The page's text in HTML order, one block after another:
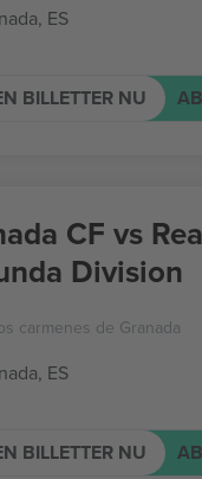
ES
BILLETTER NU
CF vs
Division
carmenes de Granada
ES
BILLETTER NU